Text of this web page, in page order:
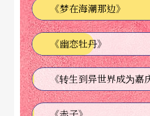
现在，你有了九张纸条。
请先选出三张，揉烂后丢掉。
《梦在海潮那边》
《幽恋牡丹》